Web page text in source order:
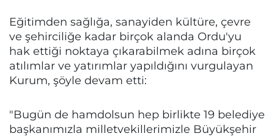
Eğitimden sağlığa, sanayiden kültüre, çevre
ve şehirciliğe kadar birçok alanda Ordu'yu
hak ettiği noktaya çıkarabilmek adına birçok
atılımlar ve yatırımlar yapıldığını vurgulayan
Kurum, şöyle devam etti:
"Bugün de hamdolsun hep birlikte 19 belediye
başkanımızla milletvekillerimizle Büyükşehir